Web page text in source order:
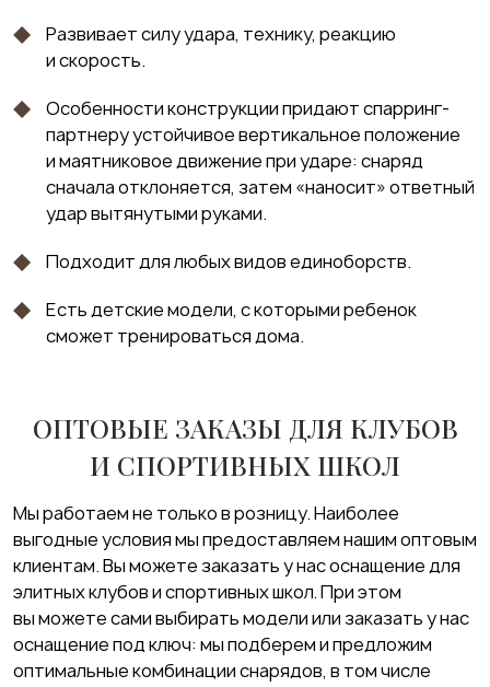
Развивает силу удара, технику, реакцию
и скорость.
Особенности конструкции придают спарринг-
партнеру устойчивое вертикальное положение
и маятниковое движение при ударе: снаряд
сначала отклоняется, затем «наносит» ответный
удар вытянутыми руками.
Подходит для любых видов единоборств.
Есть детские модели, с которыми ребенок
сможет тренироваться дома.
ОПТОВЫЕ ЗАКАЗЫ ДЛЯ КЛУБОВ
И СПОРТИВНЫХ ШКОЛ
Мы работаем не только в розницу. Наиболее
выгодные условия мы предоставляем нашим оптовым
клиентам. Вы можете заказать у нас оснащение для
элитных клубов и спортивных школ. При этом
вы можете сами выбирать модели или заказать у нас
оснащение под ключ: мы подберем и предложим
оптимальные комбинации снарядов, в том числе